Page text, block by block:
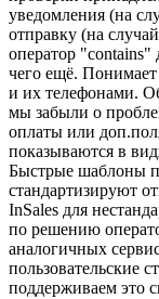
уведомления (на
отправку (на
оператор "contains"
чего ещё.
и их телефонами.
мы забыли о
оплаты или
показываются в
Быстрые шаблоны
стандартизируют
InSales для
по решению
аналогичных
пользовательские
поддерживаем это